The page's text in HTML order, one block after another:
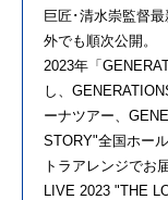
巨匠･清水崇監督
外でも順次公開。
2023年「
し、
ーナツアー、
STORY"全国ホー
トラアレンジでお
LIVE 2023 "THE